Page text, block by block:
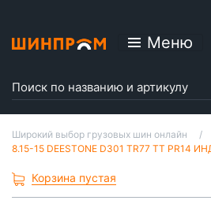
Меню
Широкий выбор грузовых шин онлайн
8.15-15 DEESTONE D301 TR77 TT PR14
Корзина пустая